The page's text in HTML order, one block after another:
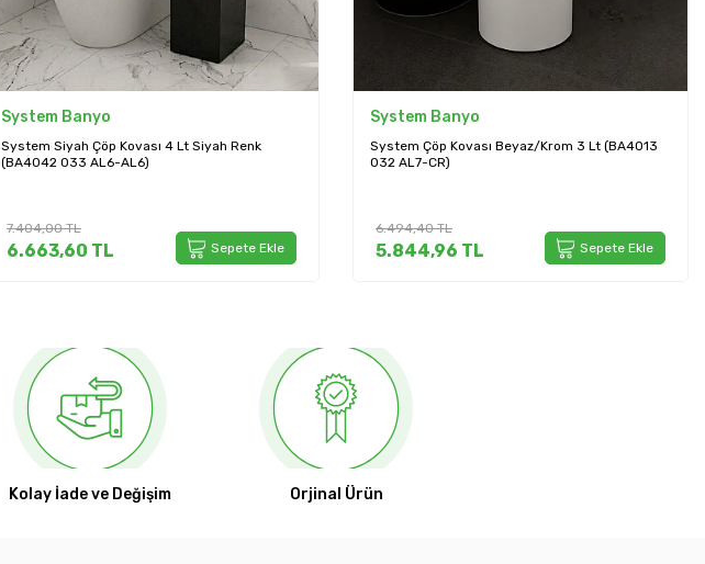
System Banyo
System Siyah Çöp Kovası 4 Lt Siyah Renk
(BA4042 033 AL6-AL6)
7.404,00TL
6.663,60 TL Sepete Ekle
System Banyo
System Çöp Kovası Beyaz/Krom 3 Lt (BA4013
032 AL7-CR)
6.494,40TL
5.844,96 TL Sepete Ekle
Kolay İade ve Değişim Orjinal Ürün